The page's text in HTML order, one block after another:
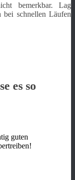
bemerkbar. Lag
bei schnellen Läufen
es so
guten